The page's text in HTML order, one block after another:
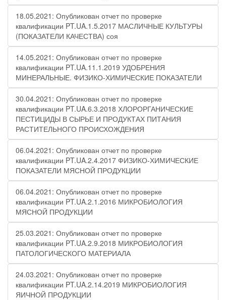
18.05.2021: Опубликован отчет по проверке
квалификации PT.UA.1.5.2017 МАСЛИЧНЫЕ КУЛЬТУРЫ
(ПОКАЗАТЕЛИ КАЧЕСТВА) соя
14.05.2021: Опубликован отчет по проверке
квалификации PT.UA.11.1.2019 УДОБРЕНИЯ
МИНЕРАЛЬНЫЕ. ФИЗИКО-ХИМИЧЕСКИЕ ПОКАЗАТЕЛИ
30.04.2021: Опубликован отчет по проверке
квалификации PT.UA.6.3.2018 ХЛОРОРГАНИЧЕСКИЕ
ПЕСТИЦИДЫ В СЫРЬЕ И ПРОДУКТАХ ПИТАНИЯ
РАСТИТЕЛЬНОГО ПРОИСХОЖДЕНИЯ
06.04.2021: Опубликован отчет по проверке
квалификации PT.UA.2.4.2017 ФИЗИКО-ХИМИЧЕСКИЕ
ПОКАЗАТЕЛИ МЯСНОЙ ПРОДУКЦИИ
06.04.2021: Опубликован отчет по проверке
квалификации PT.UA.2.1.2016 МИКРОБИОЛОГИЯ
МЯСНОЙ ПРОДУКЦИИ
25.03.2021: Опубликован отчет по проверке
квалификации PT.UA.2.9.2018 МИКРОБИОЛОГИЯ
ПАТОЛОГИЧЕСКОГО МАТЕРИАЛА
24.03.2021: Опубликован отчет по проверке
квалификации PT.UA.2.14.2019 МИКРОБИОЛОГИЯ
ЯИЧНОЙ ПРОДУКЦИИ